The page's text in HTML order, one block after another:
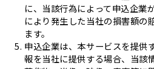
に、当該行為によって申込企業
により発生した当社の損害額の
ます。
申込企業は、本サービスを提供
報を当社に提供する場合、当該